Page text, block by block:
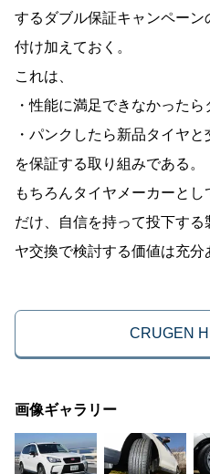
するダブル保証キャンペー
付け加えておく。
これは、
・性能に満足できなかった
・パンクしたら新品タイヤと
を保証する取り組みである。
もちろんタイヤメーカーと
だけ、自信を持って投下す
ヤ交換で検討する価値は充分
CRUGEN
画像ギャラリー